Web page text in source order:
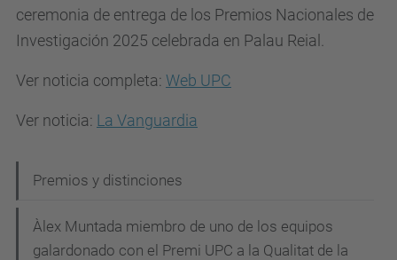
ceremonia de entrega de los Premios Nacionales de
Investigación 2025 celebrada en Palau Reial.
Ver noticia completa: Web UPC
Ver noticia: La Vanguardia
a
Premios y distinciones
Àlex Muntada miembro de uno de los equipos
galardonado con el Premi UPC a la Qualitat de la